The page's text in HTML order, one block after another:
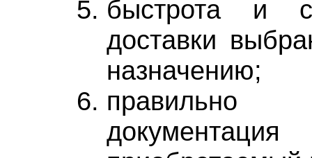
быстрота и
доставки
назначению;
правильно